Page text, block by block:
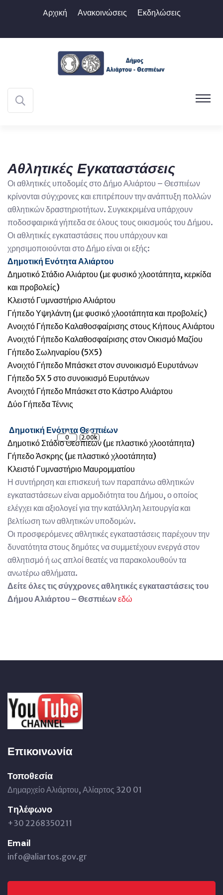
Aρχική Ανακοινώσεις Εκδηλώσεις
Αθλητικές Εγκαταστάσεις
Οι αθλητικές υποδομές στο Δήμο Αλιάρτου – Θεσπιέων
κρίνονται σύγχρονες και επιτρέπουν την ανάπτυξη πολλών
αθλητικών δραστηριοτήτων. Συγκεκριμένα υπάρχουν
ποδοσφαιρικά γήπεδα σε όλους τους οικισμούς του Δήμου.
Οι αθλητικές εγκαταστάσεις που υπάρχουν και
χρησιμοποιούνται στο Δήμο είναι οι εξής:
Δημοτική Ενότητα Αλιάρτου
Δημοτικό Στάδιο Αλιάρτου (με φυσικό χλοοτάπητα, κερκίδα
και προβολείς)
Κλειστό Γυμναστήριο Αλιάρτου
Γήπεδο Υψηλάντη (με φυσικό χλοοτάπητα και προβολείς)
Ανοιχτό Γήπεδο Καλαθοσφαίρισης στους Κήπους Αλιάρτου
Ανοιχτό Γήπεδο Καλαθοσφαίρισης στον Οικισμό Μαζίου
Γήπεδο Σωληναρίου (5Χ5)
Ανοιχτό Γήπεδο Μπάσκετ στον συνοικισμό Ευρυτάνων
Γήπεδο 5Χ 5 στο συνοικισμό Ευρυτάνων
Ανοιχτό Γήπεδο Μπάσκετ στο Κάστρο Αλιάρτου
Δύο Γήπεδα Τέννις
Δημοτική Ενότητα Θεσπιέων
Δημοτικό Στάδιο Θεσπιέων (με πλαστικό χλοοτάπητα)
Γήπεδο Άσκρης (με πλαστικό χλοοτάπητα)
Κλειστό Γυμναστήριο Μαυρομματίου
Η συντήρηση και επισκευή των παραπάνω αθλητικών
εγκαταστάσεων είναι αρμοδιότητα του Δήμου, ο οποίος
ελέγχει και αξιολογεί για την κατάλληλη λειτουργία και
βελτίωση των αθλητικών υποδομών.
Οι προσφερόμενες αθλητικές εγκαταστάσεις παρέχουν την
δυνατότητα στους δημότες να συμμετέχουν ενεργά στον
αθλητισμό ή ως απλοί θεατές να παρακολουθούν τα
ανωτέρω αθλήματα.
Δείτε όλες τις σύγχρονες αθλητικές εγκαταστάσεις του
Δήμου Αλιάρτου – Θεσπιέων εδώ
Επικοινωνία
Τοποθεσία
Δημαρχείο Αλιάρτου, Αλίαρτος 320 01
Tηλέφωνο
+30 2268350211
Email
info@aliartos.gov.gr
0 2.00k